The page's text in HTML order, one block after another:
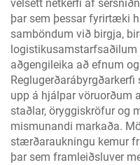
velsett netkerfi af
þar sem þessar fyrirtæki
samböndum við birgja,
aðgengileika að efnum
upp á hjálpar vöruorðum
staðlar, öryggiskröfur og
mismunandi markaða.
stærðaraukningu kemur
þar sem framleiðsluver